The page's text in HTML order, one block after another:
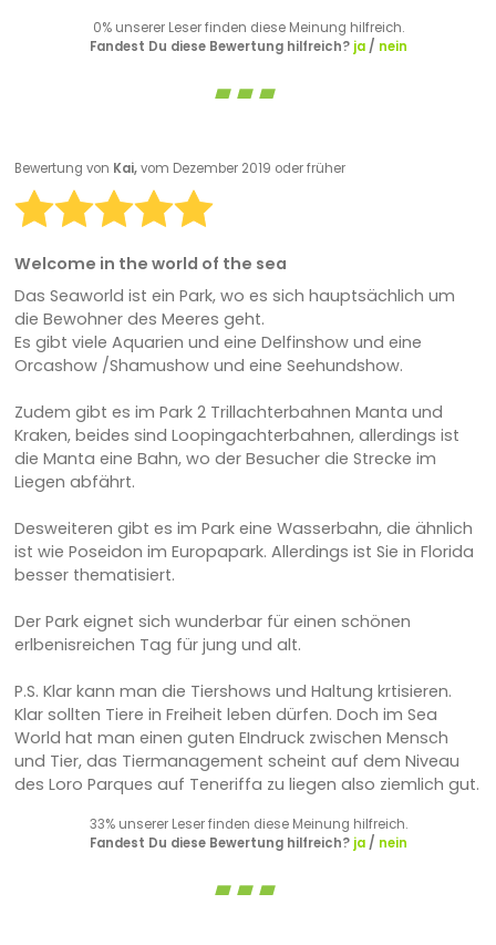
0% unserer Leser finden diese Meinung hilfreich.
Fandest Du diese Bewertung hilfreich? ja/ nein
Bewertung von Kai,vom Dezember 2019 oder früher
Welcome in the world of the sea
Das Seaworld ist ein Park, wo es sich hauptsächlich um
die Bewohner des Meeres geht.
Es gibt viele Aquarien und eine Delfinshow und eine
Orcashow /Shamushow und eine Seehundshow.
Zudem gibt es im Park 2 Trillachterbahnen Manta und
Kraken, beides sind Loopingachterbahnen, allerdings ist
die Manta eine Bahn, wo der Besucher die Strecke im
Liegen abfährt.
Desweiteren gibt es im Park eine Wasserbahn, die ähnlich
ist wie Poseidon im Europapark. Allerdings ist Sie in Florida
besser thematisiert.
Der Park eignet sich wunderbar für einen schönen
erlbenisreichen Tag für jung und alt.
P.S. Klar kann man die Tiershows und Haltung krtisieren.
Klar sollten Tiere in Freiheit leben dürfen. Doch im Sea
World hat man einen guten EIndruck zwischen Mensch
und Tier, das Tiermanagement scheint auf dem Niveau
des Loro Parques auf Teneriffa zu liegen also ziemlich gut.
33% unserer Leser finden diese Meinung hilfreich.
Fandest Du diese Bewertung hilfreich? ja/ nein